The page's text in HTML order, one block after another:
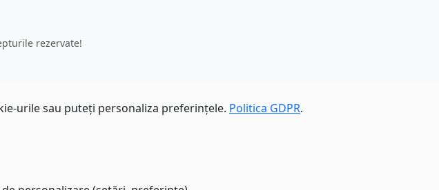
rezervate!
urile sau puteți personaliza preferințele. Politica GDPR.